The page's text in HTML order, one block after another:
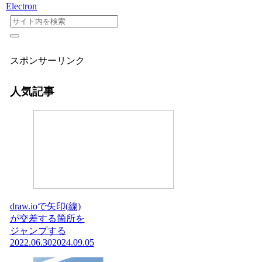
Electron
スポンサーリンク
人気記事
draw.ioで矢印(線)
が交差する箇所を
ジャンプする
2022.06.302024.09.05